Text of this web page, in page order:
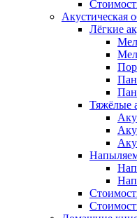
Акустическая
Лёгкие
Тяжёлые